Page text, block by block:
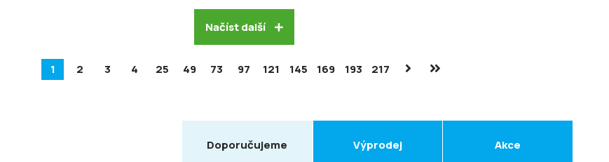
Načíst další
1 2 3 4 25 49 73 97 121 145 169 193 217
Doporučujeme Výprodej Akce